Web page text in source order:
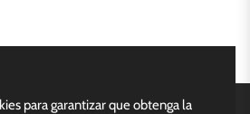
para garantizar que obtenga la